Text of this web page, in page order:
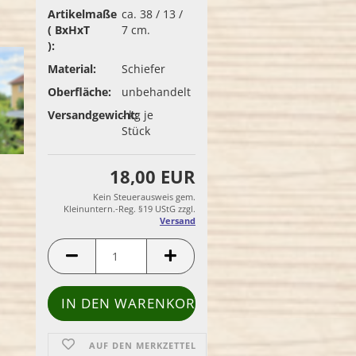
Artikelmaße
( BxHxT
):
ca. 38 / 13 /
7 cm.
Material:
Schiefer
Oberfläche:
unbehandelt
Versandgewicht:
-kg je
Stück
18,00 EUR
Kein Steuerausweis gem.
Kleinuntern.-Reg. §19 UStG zzgl.
Versand
AUF DEN MERKZETTEL